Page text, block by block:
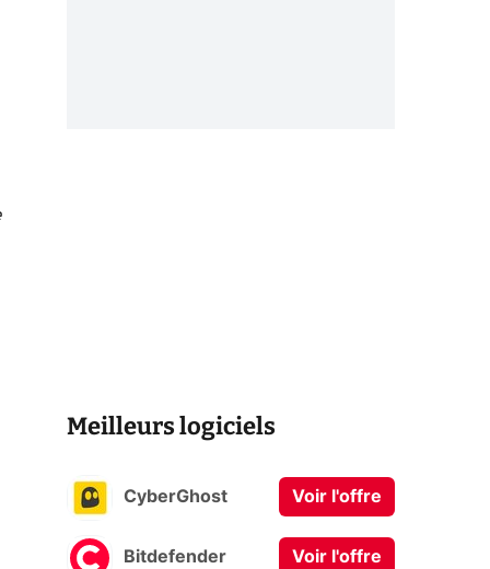
Meilleurs logiciels
CyberGhost Voir l'offre
Bitdefender Voir l'offre